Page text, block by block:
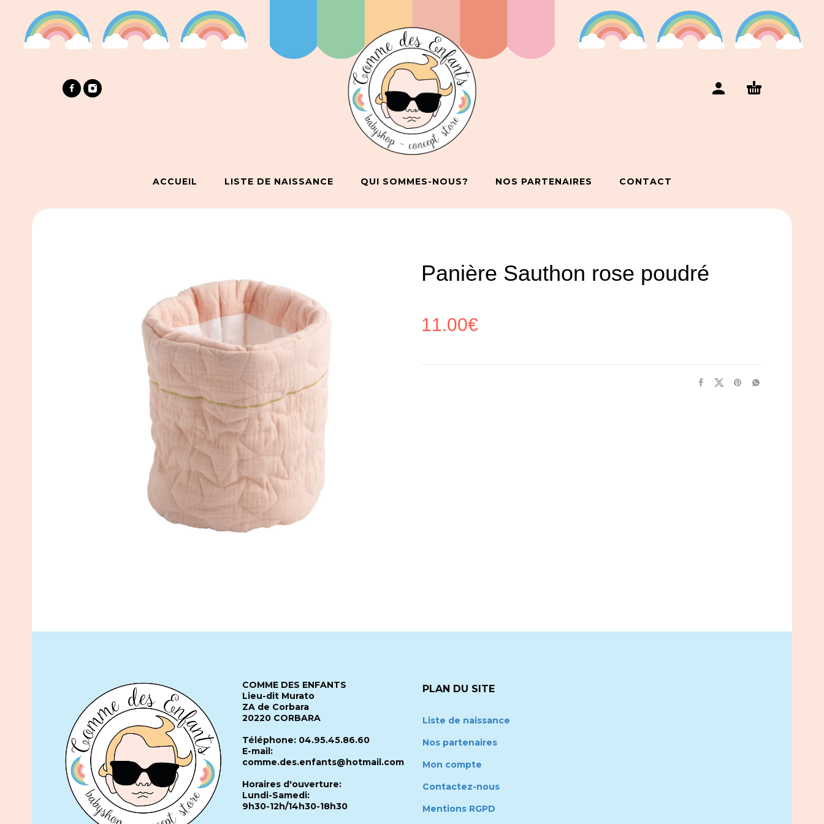
ACCUEIL LISTE DE NAISSANCE QUI SOMMES-NOUS? NOS PARTENAIRES CONTACT
Panière Sauthon rose poudré
11.00€
COMME DES ENFANTS
Lieu-dit Murato
ZA de Corbara
20220 CORBARA
Téléphone: 04.95.45.86.60
E-mail:
comme.des.enfants@hotmail.com
Horaires d'ouverture:
Lundi-Samedi:
9h30-12h/14h30-18h30
PLAN DU SITE
Liste de naissance
Nos partenaires
Mon compte
Contactez-nous
Mentions RGPD